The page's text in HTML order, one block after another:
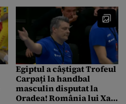
Egiptul a câștigat Trofeul
Carpați la handbal
masculin disputat la
Oradea! România lui Xavi